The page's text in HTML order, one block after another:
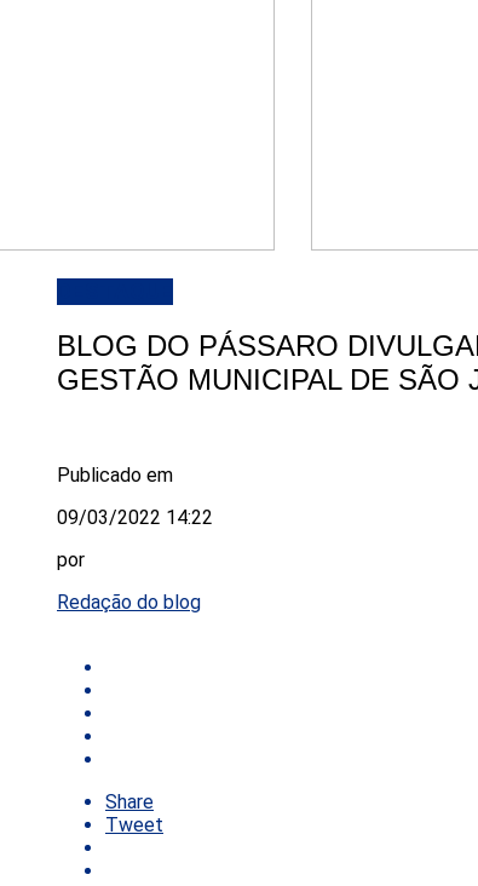
BLOG DO PÁSSARO
GESTÃO MUNICIPAL DE SÃO
Publicado em
09/03/2022 14:22
por
Redação do blog
Share
Tweet